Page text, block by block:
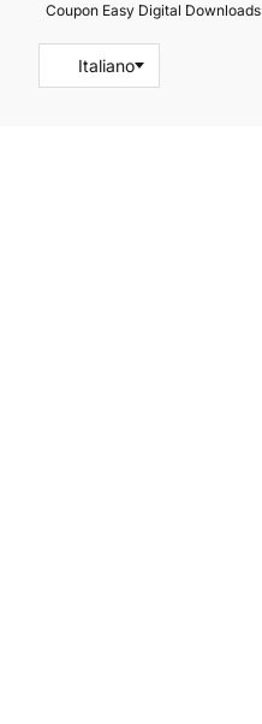
Coupon Easy Digital Downloads